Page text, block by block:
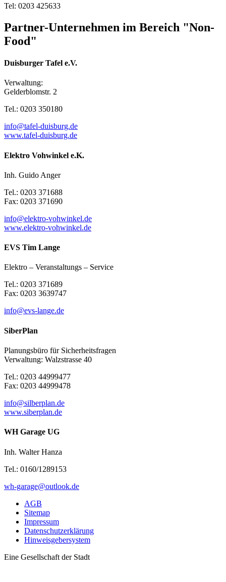
Tel: 0203 425633
Partner-Unternehmen im Bereich "Non-
Food"
Duisburger Tafel e.V.
Verwaltung:
Gelderblomstr. 2
Tel.: 0203 350180
info@tafel-duisburg.de
www.tafel-duisburg.de
Elektro Vohwinkel e.K.
Inh. Guido Anger
Tel.: 0203 371688
Fax: 0203 371690
info@elektro-vohwinkel.de
www.elektro-vohwinkel.de
EVS Tim Lange
Elektro – Veranstaltungs – Service
Tel.: 0203 371689
Fax: 0203 3639747
info@evs-lange.de
SiberPlan
Planungsbüro für Sicherheitsfragen
Verwaltung: Walzstrasse 40
Tel.: 0203 44999477
Fax: 0203 44999478
info@silberplan.de
www.siberplan.de
WH Garage UG
Inh. Walter Hanza
Tel.: 0160/1289153
wh-garage@outlook.de
AGB
Sitemap
Impressum
Datenschutzerklärung
Hinweisgebersystem
Eine Gesellschaft der Stadt